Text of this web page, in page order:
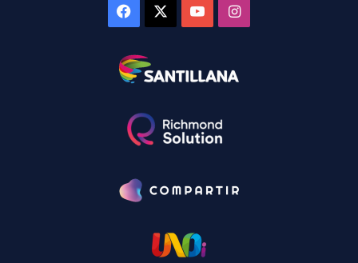
Facebook YouTubeInstagram